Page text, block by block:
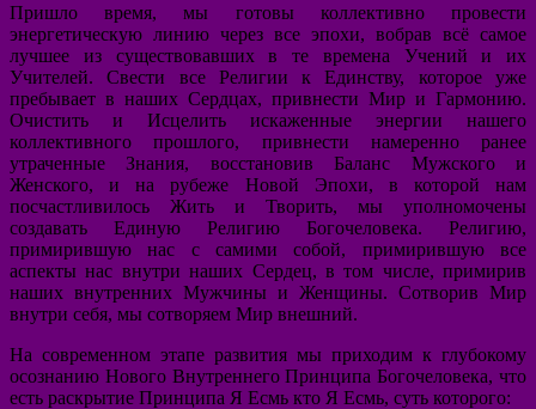
Пришло время, мы готовы коллективно провести
энергетическую линию через все эпохи, вобрав всё самое
лучшее из существовавших в те времена Учений и их
Учителей. Свести все Религии к Единству, которое уже
пребывает в наших Сердцах, привнести Мир и Гармонию.
Очистить и Исцелить искаженные энергии нашего
коллективного прошлого, привнести намеренно ранее
утраченные Знания, восстановив Баланс Мужского и
Женского, и на рубеже Новой Эпохи, в которой нам
посчастливилось Жить и Творить, мы уполномочены
создавать Единую Религию Богочеловека. Религию,
примирившую нас с самими собой, примирившую все
аспекты нас внутри наших Сердец, в том числе, примирив
наших внутренних Мужчины и Женщины. Сотворив Мир
внутри себя, мы сотворяем Мир внешний.
На современном этапе развития мы приходим к глубокому
осознанию Нового Внутреннего Принципа Богочеловека, что
есть раскрытие Принципа Я Есмь кто Я Есмь, суть которого: